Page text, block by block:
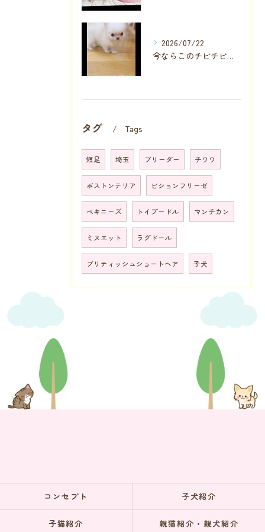
2026/07/22
今ならこのチビチビちゃんに直接会っていただけます
タグ Tags
短足 埼玉 ブリーダー チワワ
ボストンテリア ビションフリーゼ
ペキニーズ トイプードル マンチカン
ミヌエット ラグドール
ブリティッシュショートヘア 子犬
コンセプト 子犬紹介
子猫紹介 親猫紹介・親犬紹介